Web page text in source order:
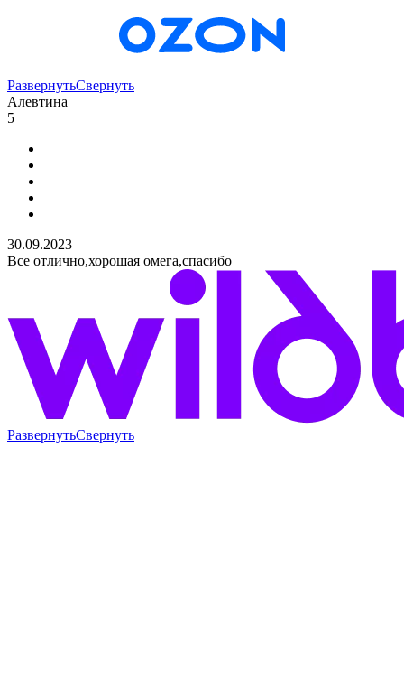
РазвернутьСвернуть
Алевтина
5
30.09.2023
Все отлично,хорошая омега,спасибо
РазвернутьСвернуть